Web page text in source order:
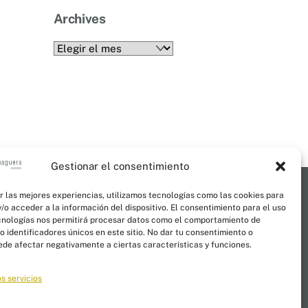
Gestionar el consentimiento
las mejores experiencias, utilizamos tecnologías como las cookies para
o acceder a la información del dispositivo. El consentimiento para el uso
nos permitirá procesar datos como el comportamiento de
identificadores únicos en este sitio. No dar tu consentimiento o
afectar negativamente a ciertas características y funciones.
servicios
Archives
Archives